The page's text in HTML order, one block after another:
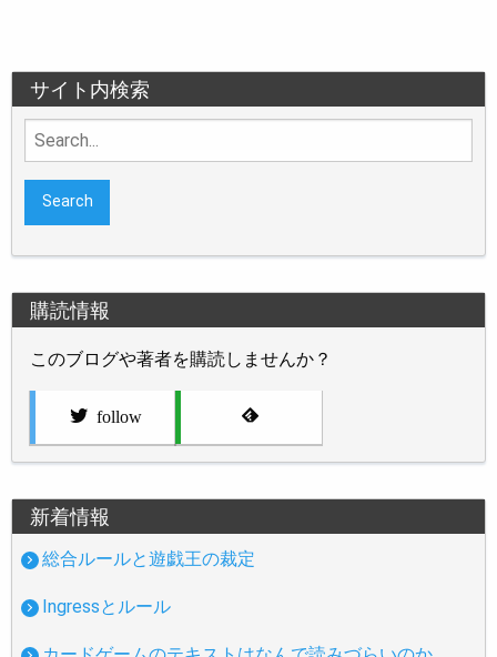
サイト内検索
Search
for:
購読情報
このブログや著者を購読しませんか？
follow
新着情報
総合ルールと遊戯王の裁定
Ingressとルール